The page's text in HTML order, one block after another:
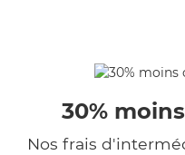
30%
Nos frais